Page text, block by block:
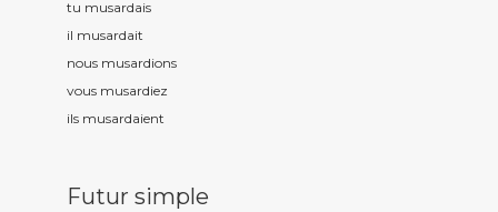
tu musardais
il musardait
nous musardions
vous musardiez
ils musardaient
Futur simple